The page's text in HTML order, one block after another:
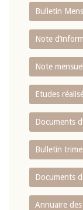
Bulletin
Note
Note
Etudes
Documents
Bulletin
Documents
Annuaire